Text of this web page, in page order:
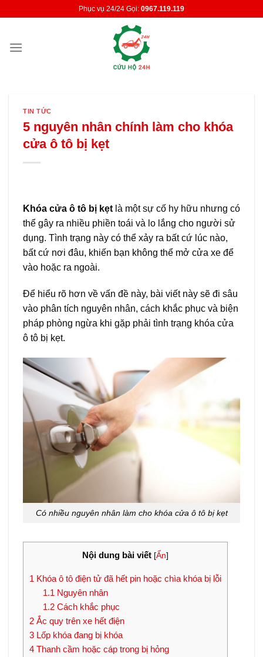
Phục vụ 24/24 Gọi: 0967.119.119
TIN TỨC
5 nguyên nhân chính làm cho khóa
cửa ô tô bị kẹt
Khóa cửa ô tô bị kẹt là một sự cố hy hữu nhưng có
thể gây ra nhiều phiền toái và lo lắng cho người sử
dụng. Tình trạng này có thể xảy ra bất cứ lúc nào,
bất cứ nơi đâu, khiến bạn không thể mở cửa xe để
vào hoặc ra ngoài.
Để hiểu rõ hơn về vấn đề này, bài viết này sẽ đi sâu
vào phân tích nguyên nhân, cách khắc phục và biện
pháp phòng ngừa khi gặp phải tình trạng khóa cửa
ô tô bị kẹt.
Có nhiều nguyên nhân làm cho khóa cửa ô tô bị kẹt
Nội dung bài viết [Ẩn]
1 Khóa ô tô điện tử đã hết pin hoặc chìa khóa bị lỗi
1.1 Nguyên nhân
1.2Cách khắc phục
2 Ắc quy trên xe hết điện
3 Lốp khóa đang bị khóa
4 Thanh cầm hoặc cáp trong bị hỏng